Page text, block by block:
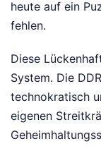
heute auf ein
fehlen.
Diese
System. Die
technokratisch
eigenen